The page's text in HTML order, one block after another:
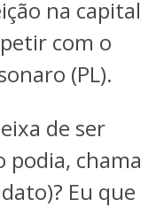
na capital
com o
(PL).
de ser
podia, chama
Eu que